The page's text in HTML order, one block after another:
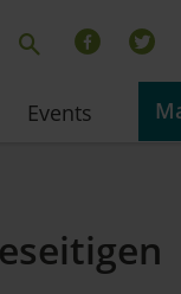
Events